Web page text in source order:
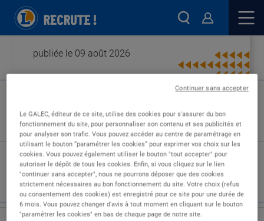
publiée le 09 août 2026
Type de contrat :
Expérience :
Études :
Le GALEC, éditeur de ce site, utilise des cookies pour s'assurer du bon
fonctionnement du site, pour personnaliser son contenu et ses publicités et
pour analyser son trafic. Vous pouvez accéder au centre de paramétrage en
utilisant le bouton “paramétrer les cookies” pour exprimer vos choix sur les
cookies. Vous pouvez également utiliser le bouton "tout accepter" pour
autoriser le dépôt de tous les cookies. Enfin, si vous cliquez sur le lien
"continuer sans accepter", nous ne pourrons déposer que des cookies
strictement nécessaires au bon fonctionnement du site. Votre choix (refus
ou consentement des cookies) est enregistré pour ce site pour une durée de
6 mois. Vous pouvez changer d'avis à tout moment en cliquant sur le bouton
"paramétrer les cookies" en bas de chaque page de notre site.
Continuer sans accepter